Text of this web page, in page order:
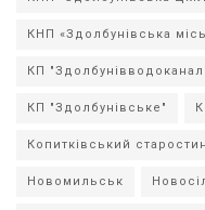
КНП «Здолбунівська
КП
КП "Здолбунівське"
Копитківський
Новомильськ